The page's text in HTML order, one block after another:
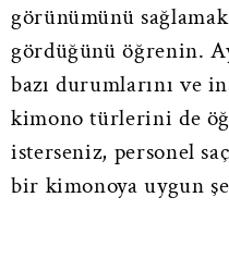
görünümünü
gördüğünü öğrenin.
bazı durumlarını ve
kimono türlerini de
isterseniz, personel
bir kimonoya uygun